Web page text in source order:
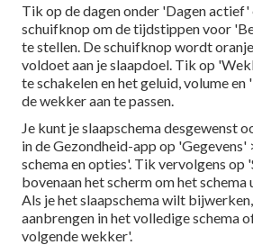
Tik op de dagen onder 'Dagen actief'
schuifknop om de tijdstippen voor
te stellen. De schuifknop wordt
voldoet aan je slaapdoel. Tik op
te schakelen en het geluid, volume en
de wekker aan te passen.
Je kunt je slaapschema desgewenst
in de Gezondheid-app op 'Gegevens'
schema en opties'. Tik vervolgens op
bovenaan het scherm om het
Als je het slaapschema wilt
aanbrengen in het volledige schema
volgende wekker'.